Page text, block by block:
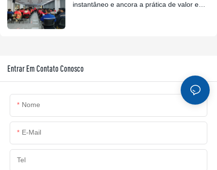
instantâneo e ancora a prática de valor em
Entrar Em Contato Conosco
Nome
E-Mail
Tel